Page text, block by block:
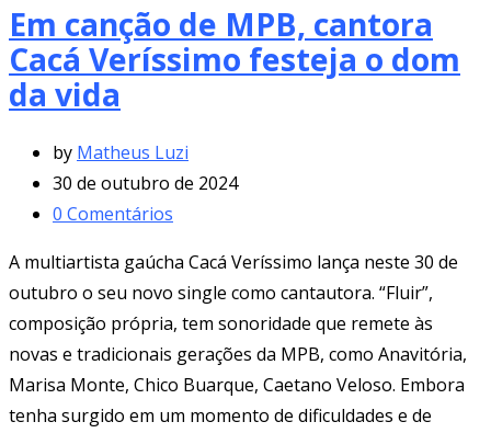
Em canção de MPB, cantora
Cacá Veríssimo festeja o dom
da vida
by Matheus Luzi
30 de outubro de 2024
0 Comentários
A multiartista gaúcha Cacá Veríssimo lança neste 30 de
outubro o seu novo single como cantautora. “Fluir”,
composição própria, tem sonoridade que remete às
novas e tradicionais gerações da MPB, como Anavitória,
Marisa Monte, Chico Buarque, Caetano Veloso. Embora
tenha surgido em um momento de dificuldades e de